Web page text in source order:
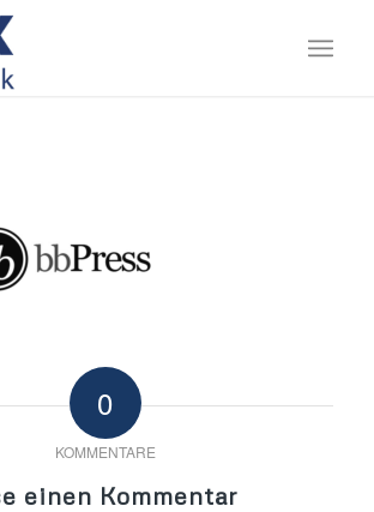
0
KOMMENTARE
einen Kommentar